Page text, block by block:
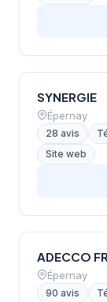
SYNERGIE
Épernay
28 avis
Site web
ADECCO
Épernay
90 avis